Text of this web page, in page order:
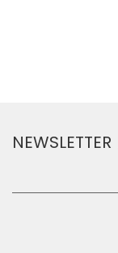
NEWSLETTER